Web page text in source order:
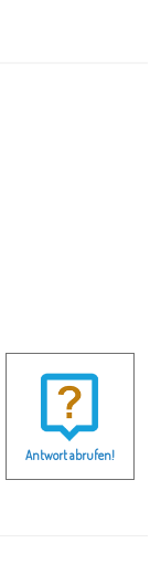
Antwort abrufen!